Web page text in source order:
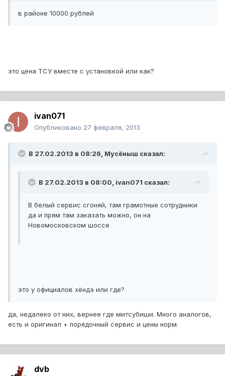
в районе 10000 рублей
это цена ТСУ вместе с установкой или как?
ivan071
Опубликовано 27 февраля, 2013
В 27.02.2013 в 08:26, Мусёныш сказал:
В 27.02.2013 в 08:00, ivan071 сказал:
В белый сервис сгоняй, там грамотные сотрудники
да и прям там заказать можно, он на
Новомосковском шоссе
это у официалов хёндэ или где?
да, недалеко от них, вернее где митсубиши. Много аналогов,
есть и оригинал + порядочный сервис и цены норм.
dvb